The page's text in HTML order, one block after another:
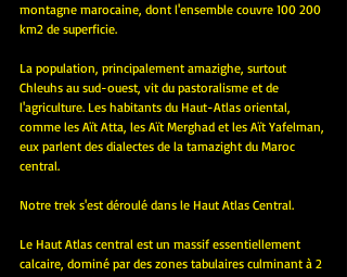
montagne marocaine, dont l'ensemble couvre 100 200
km2 de superficie.
La population, principalement amazighe, surtout
Chleuhs au sud-ouest, vit du pastoralisme et de
l'agriculture. Les habitants du Haut-Atlas oriental,
comme les Aït Atta, les Aït Merghad et les Aït Yafelman,
eux parlent des dialectes de la tamazight du Maroc
central.
Notre trek s'est déroulé dans le Haut Atlas Central.
Le Haut Atlas central est un massif essentiellement
calcaire, dominé par des zones tabulaires culminant à 2